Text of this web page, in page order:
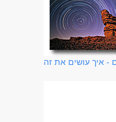
- איך עושים את זה